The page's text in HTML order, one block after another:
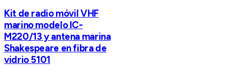
Kit de radio móvil VHF
marino modelo IC-
M220/13 y antena marina
Shakespeare en fibra de
vidrio 5101